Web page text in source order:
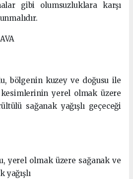
gibi olumsuzluklara karşı
bölgenin kuzey ve doğusu ile
yerel olmak üzere
sağanak yağışlı geçeceği
yerel olmak üzere sağanak ve
yağışlı